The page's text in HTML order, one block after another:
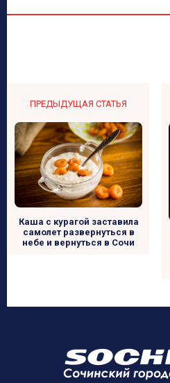
ПРЕДЫДУЩАЯ СТАТЬЯ
Каша с курагой заставила
самолет развернуться в
небе и вернуться в Сочи